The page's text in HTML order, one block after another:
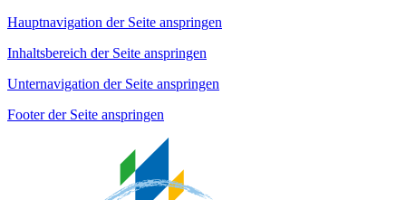
Hauptnavigation der Seite anspringen
Inhaltsbereich der Seite anspringen
Unternavigation der Seite anspringen
Footer der Seite anspringen